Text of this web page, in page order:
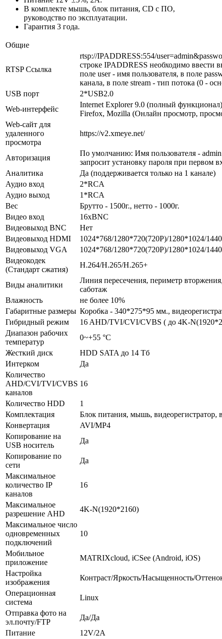
В комплекте мышь, блок питания, CD с ПО,
руководство по эксплуатации.
Гарантия 3 года.
Общие
RTSP Ссылка
rtsp://IPADDRESS:554/
строке IPADDRESS необходимо ввести
поле user - имя пользователя, в поле
канала, в поле stream - тип потока (0 -
USB порт
2*USB2.0
Web-интерфейс
Internet Explorer 9.0 (полный
Firefox, Mozilla (Онлайн просмотр,
Web-сайт для
удаленного
просмотра
https://v2.xmeye.net/
Авторизация
По умолчанию: Имя пользователя -
запросит установку пароля при первом
Аналитика
Да (поддерживается только на 1 канале)
Аудио вход
2*RCA
Аудио выход
1*RCA
Вес
Брутто - 1500г., нетто - 1000г.
Видео вход
16хBNC
Видеовыход BNC
Нет
Видеовыход HDMI
1024*768/1280*720(720P)/1280*1024/
Видеовыход VGA
1024*768/1280*720(720P)/1280*1024/
Видеокодек
(Стандарт сжатия)
H.264/H.265/H.265+
Виды аналитики
Линия пересечения, периметр
саботаж
Влажность
не более 10%
Габаритные размеры Коробка - 340*275*95 мм.,
Гибридный режим
16 AHD/TVI/CVI/CVBS ( до 4K-
Диапазон рабочих
температур
0~+55 °C
Жесткий диск
HDD SATA до 14 Тб
Интерком
Да
Количество
AHD/CVI/TVI/CVBS
каналов
16
Количество HDD
1
Комплектация
Блок питания, мышь,
Конвертация
AVI/MP4
Копирование на
USB носитель
Да
Копирование по
сети
Да
Максимальное
количество IP
каналов
16
Максимальное
разрешение AHD
4K-N(1920*2160)
Максимальное число
одновременных
подключений
10
Мобильное
приложение
MATRIXcloud, iCSee (Android, iOS)
Настройка
изображения
Контраст/Яркость/Насыщенность/
Операционная
система
Linux
Отправка фото на
эл.почту/FTP
Да/Да
Питание
12V/2A